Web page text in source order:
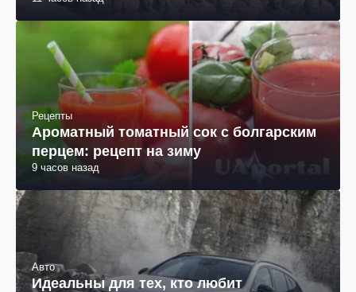
Рецепты
Ароматный томатный сок с болгарским
перцем: рецепт на зиму
9 часов назад
Авто
Идеальны для тех, кто любит